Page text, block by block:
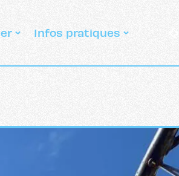
Infos pratiques